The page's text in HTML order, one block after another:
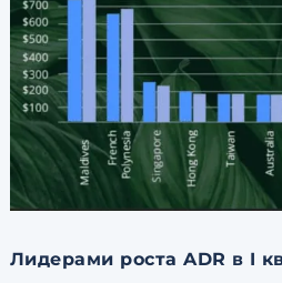
Лидерами роста ADR в I